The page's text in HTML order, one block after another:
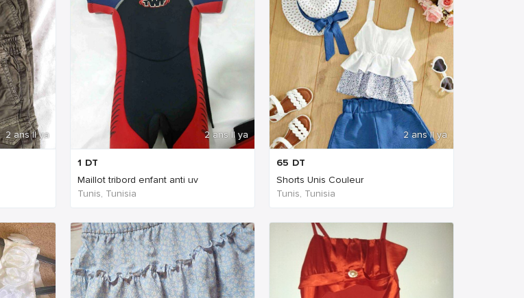
2 ans Il ya 2 ans Il ya
1 DT
Maillot tribord enfant anti uv
Tunis, Tunisia
2 ans Il ya
65 DT
Shorts Unis Couleur
Tunis, Tunisia